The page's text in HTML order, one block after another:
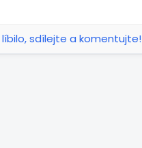
sdílejte a komentujte!